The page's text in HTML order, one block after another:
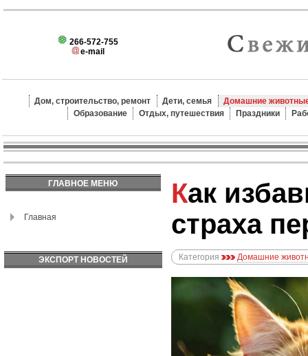
266-572-755
e-mail
Дом, строительство, ремонт Дети, семья
Домашние
Образование
Отдых, путешествия Праздники
ГЛАВНОЕ МЕНЮ
Главная
ЭКСПОРТ НОВОСТЕЙ
Как избавить кошку от
страха
Категория Домашние